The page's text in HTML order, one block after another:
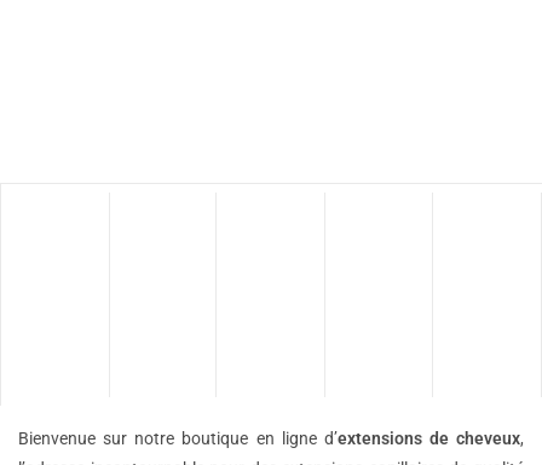
Bienvenue sur notre boutique en ligne d’extensions decheveux,